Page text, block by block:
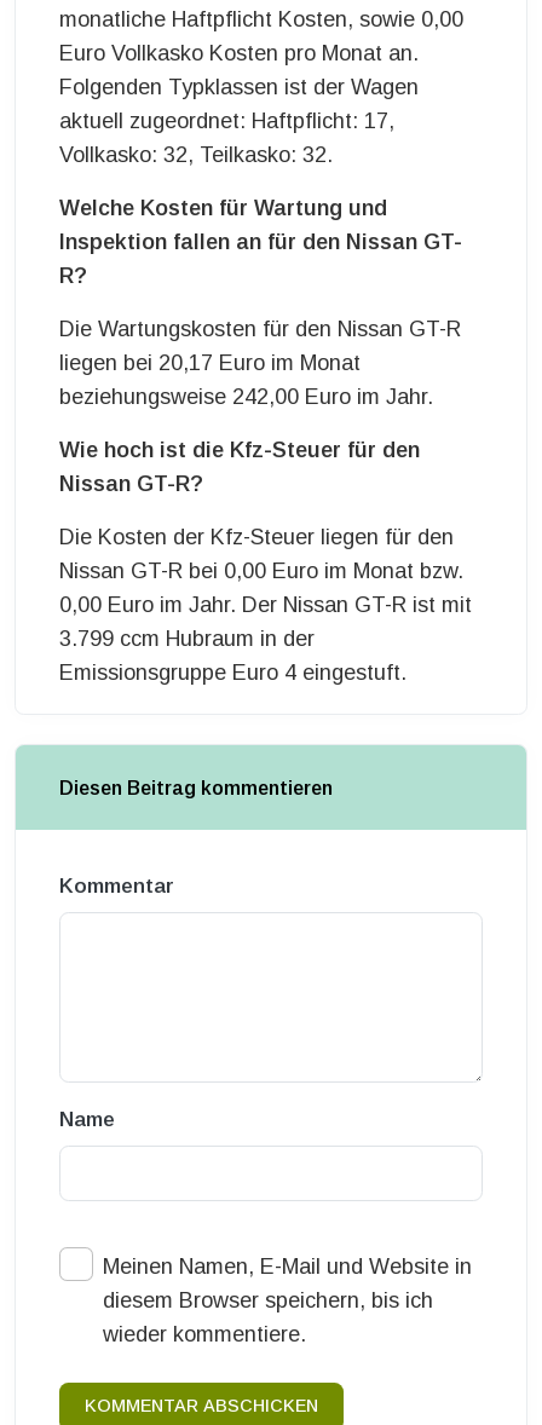
monatliche Haftpflicht Kosten, sowie 0,00
Euro Vollkasko Kosten pro Monat an.
Folgenden Typklassen ist der Wagen
aktuell zugeordnet: Haftpflicht: 17,
Vollkasko: 32, Teilkasko: 32.
Welche Kosten für Wartung und
Inspektion fallen an für den Nissan GT-
R?
Die Wartungskosten für den Nissan GT-R
liegen bei 20,17 Euro im Monat
beziehungsweise 242,00 Euro im Jahr.
Wie hoch ist die Kfz-Steuer für den
Nissan GT-R?
Die Kosten der Kfz-Steuer liegen für den
Nissan GT-R bei 0,00 Euro im Monat bzw.
0,00 Euro im Jahr. Der Nissan GT-R ist mit
3.799 ccm Hubraum in der
Emissionsgruppe Euro 4 eingestuft.
Diesen Beitrag kommentieren
Kommentar
Name
Meinen Namen, E-Mail und Website in
diesem Browser speichern, bis ich
wieder kommentiere.
KOMMENTAR ABSCHICKEN